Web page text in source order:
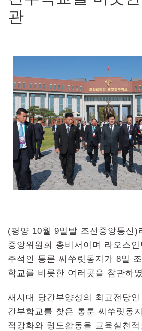
관
(평양 10월 9일발 조선중앙통신)
중앙위원회 총비서이며 라오스
주석인 통룬 씨쑤릿동지가 8일
학교를 비롯한 여러곳을 참관하
새시대 당간부양성의 최고전당
간부학교를 찾은 통룬 씨쑤릿동
적강화와 령도활동을 교육실천